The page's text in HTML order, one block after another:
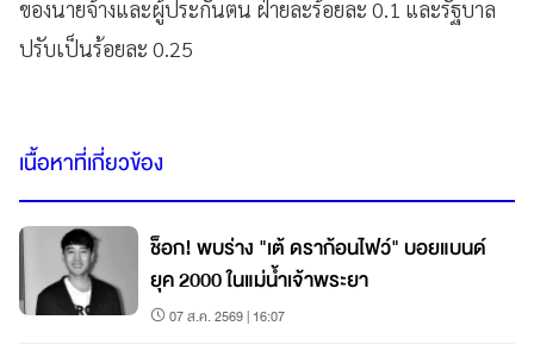
ของนายจ้างและผู้ประกันตน ฝ่ายละร้อยละ 0.1 และรัฐบาล
ปรับเป็นร้อยละ 0.25
เนื้อหาที่เกี่ยวข้อง
ช็อก! พบร่าง "เต้ ดราก้อนไฟว์" บอยแบนด์
ยุค 2000 ในแม่น้ำเจ้าพระยา
07 ส.ค. 2569 | 16:07